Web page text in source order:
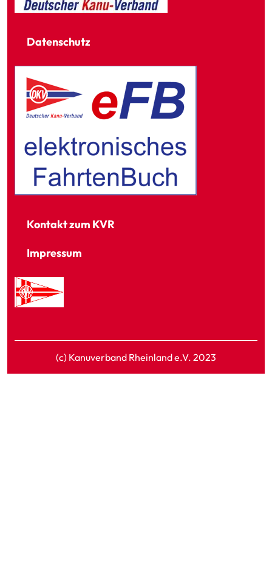
Datenschutz
Kontakt zum KVR
Impressum
(c) Kanuverband Rheinland e.V. 2023